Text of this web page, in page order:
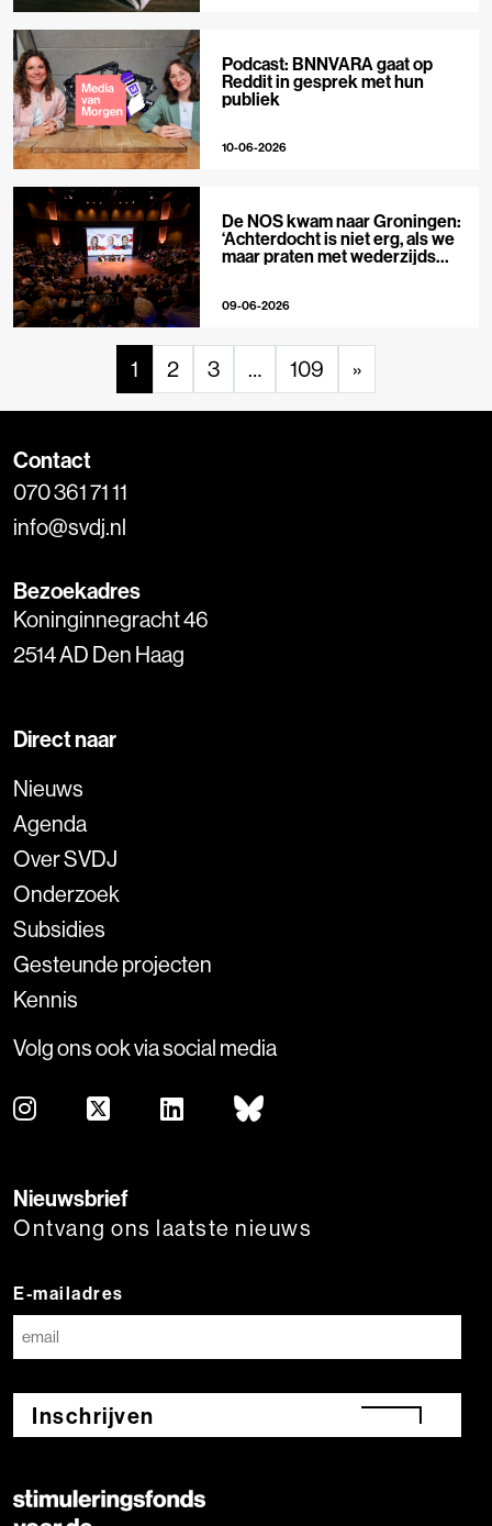
Podcast: BNNVARA gaat op
Reddit in gesprek met hun
publiek
10-06-2026
De NOS kwam naar Groningen:
‘Achterdocht is niet erg, als we
maar praten met wederzijds
09-06-2026
1 2 3 … 109 »
Contact
070 361 71 11
info@svdj.nl
Bezoekadres
Koninginnegracht 46
2514 AD Den Haag
Direct naar
Nieuws
Agenda
Over SVDJ
Onderzoek
Subsidies
Gesteunde projecten
Kennis
Volg ons ook via social media
Nieuwsbrief
Ontvang ons laatste nieuws
E-mailadres
Inschrijven